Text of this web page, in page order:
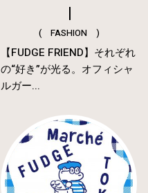
( FASHION )
【FUDGE FRIEND】それぞれ
の“好き”が光る。オフィシャ
ルガー...